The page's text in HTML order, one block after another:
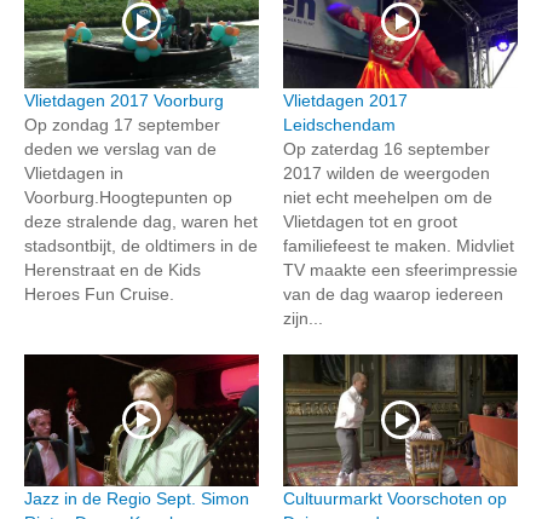
Vlietdagen 2017 Voorburg
Op zondag 17 september
deden we verslag van de
Vlietdagen in
Voorburg.Hoogtepunten op
deze stralende dag, waren het
stadsontbijt, de oldtimers in de
Herenstraat en de Kids
Heroes Fun Cruise.
Vlietdagen 2017
Leidschendam
Op zaterdag 16 september
2017 wilden de weergoden
niet echt meehelpen om de
Vlietdagen tot en groot
familiefeest te maken. Midvliet
TV maakte een sfeerimpressie
van de dag waarop iedereen
zijn...
Jazz in de Regio Sept. Simon
Cultuurmarkt Voorschoten op